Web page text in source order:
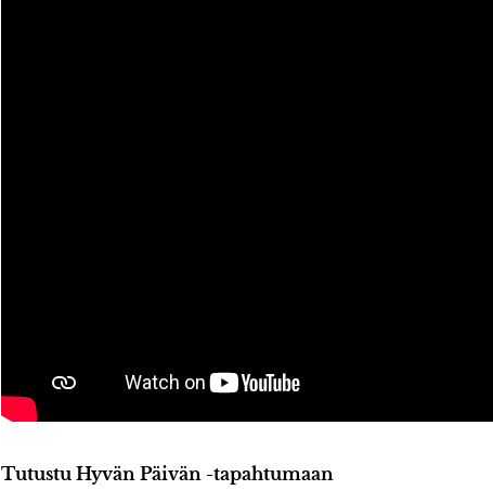
Tutustu Hyvän Päivän -tapahtumaan